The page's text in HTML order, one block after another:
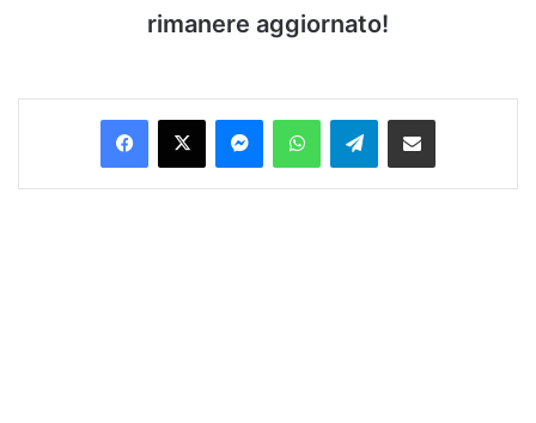
rimanere aggiornato!
Facebook
X MessengerWhatsAppTelegramCondividi via Email